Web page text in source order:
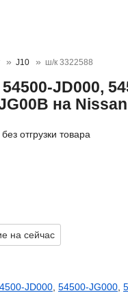
J10 ш/к 3322588
JD000,
на
отгрузки товара
на сейчас
JD000 54500-JG000